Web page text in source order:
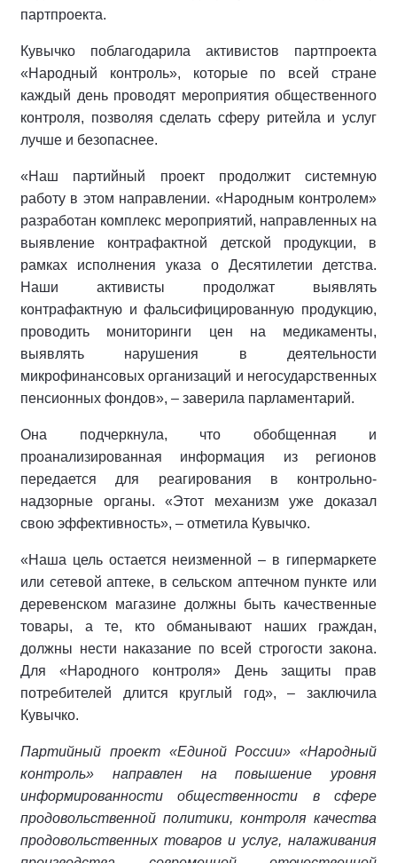
партпроекта.
Кувычко поблагодарила активистов партпроекта
«Народный контроль», которые по всей стране
каждый день проводят мероприятия общественного
контроля, позволяя сделать сферу ритейла и услуг
лучше и безопаснее.
«Наш партийный проект продолжит системную
работу в этом направлении. «Народным контролем»
разработан комплекс мероприятий, направленных на
выявление контрафактной детской продукции, в
рамках исполнения указа о Десятилетии детства.
Наши активисты продолжат выявлять
контрафактную и фальсифицированную продукцию,
проводить мониторинги цен на медикаменты,
выявлять нарушения в деятельности
микрофинансовых организаций и негосударственных
пенсионных фондов», – заверила парламентарий.
Она подчеркнула, что обобщенная и
проанализированная информация из регионов
передается для реагирования в контрольно-
надзорные органы. «Этот механизм уже доказал
свою эффективность», – отметила Кувычко.
«Наша цель остается неизменной – в гипермаркете
или сетевой аптеке, в сельском аптечном пункте или
деревенском магазине должны быть качественные
товары, а те, кто обманывают наших граждан,
должны нести наказание по всей строгости закона.
Для «Народного контроля» День защиты прав
потребителей длится круглый год», – заключила
Кувычко.
Партийный проект «Единой России» «Народный
контроль» направлен на повышение уровня
информированности общественности в сфере
продовольственной политики, контроля качества
продовольственных товаров и услуг, налаживания